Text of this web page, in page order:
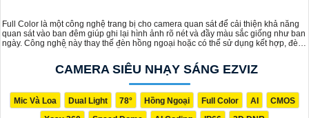
Camera Wifi Ezviz giá rẻ để bảo vệ cho ngôi nhà và gia đình của bạn
ngay hôm nay!"
Full Color là một công nghệ trang bị cho camera quan sát để cải thiện khả năng
quan sát vào ban đêm giúp ghi lại hình ảnh rõ nét và đầy màu sắc giống như ban
ngày. Công nghệ này thay thế đèn hồng ngoại hoặc có thể sử dụng kết hợp, đèn
CAMERA SIÊU NHẠY SÁNG EZVIZ
Mic Và Loa Dual Light 78° Hồng Ngoại Full Color AI
CMOS